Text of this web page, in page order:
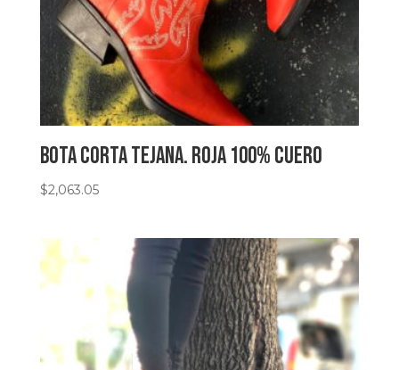
Bota corta tejana. Roja 100% Cuero
$2,063.05